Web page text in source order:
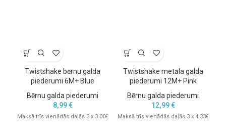
Twistshake bērnu galda
piederumi 6M+ Blue
Bērnu galda piederumi
8,99€
Maksā trīs vienādās daļās 3 x 3.00€
Twistshake metāla galda
piederumi 12M+ Pink
Bērnu galda piederumi
12,99€
Maksā trīs vienādās daļās 3 x 4.33€